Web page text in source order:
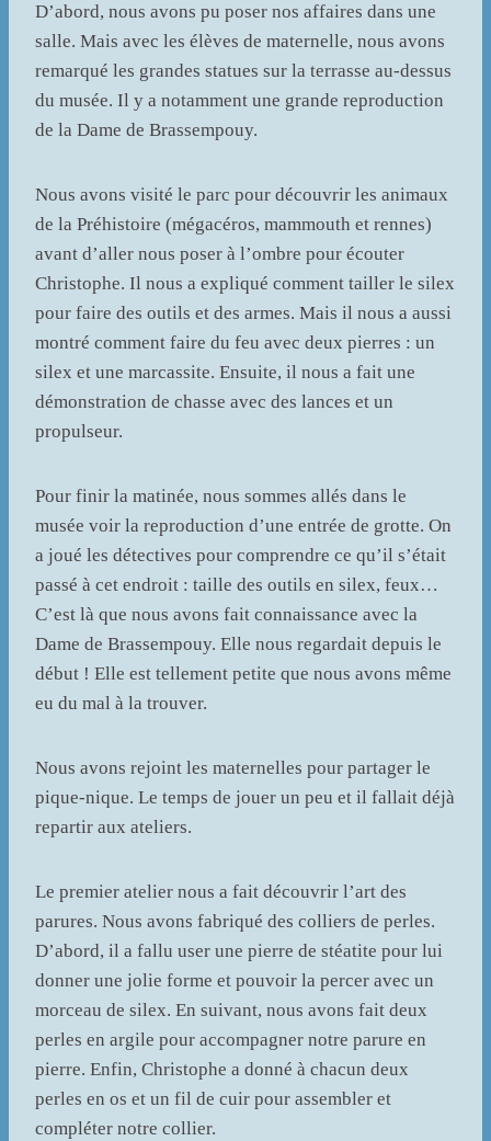
D’abord, nous avons pu poser nos affaires dans une
salle. Mais avec les élèves de maternelle, nous avons
remarqué les grandes statues sur la terrasse au-dessus
du musée. Il y a notamment une grande reproduction
de la Dame de Brassempouy.
Nous avons visité le parc pour découvrir les animaux
de la Préhistoire (mégacéros, mammouth et rennes)
avant d’aller nous poser à l’ombre pour écouter
Christophe. Il nous a expliqué comment tailler le silex
pour faire des outils et des armes. Mais il nous a aussi
montré comment faire du feu avec deux pierres : un
silex et une marcassite. Ensuite, il nous a fait une
démonstration de chasse avec des lances et un
propulseur.
Pour finir la matinée, nous sommes allés dans le
musée voir la reproduction d’une entrée de grotte. On
a joué les détectives pour comprendre ce qu’il s’était
passé à cet endroit : taille des outils en silex, feux…
C’est là que nous avons fait connaissance avec la
Dame de Brassempouy. Elle nous regardait depuis le
début ! Elle est tellement petite que nous avons même
eu du mal à la trouver.
Nous avons rejoint les maternelles pour partager le
pique-nique. Le temps de jouer un peu et il fallait déjà
repartir aux ateliers.
Le premier atelier nous a fait découvrir l’art des
parures. Nous avons fabriqué des colliers de perles.
D’abord, il a fallu user une pierre de stéatite pour lui
donner une jolie forme et pouvoir la percer avec un
morceau de silex. En suivant, nous avons fait deux
perles en argile pour accompagner notre parure en
pierre. Enfin, Christophe a donné à chacun deux
perles en os et un fil de cuir pour assembler et
compléter notre collier.